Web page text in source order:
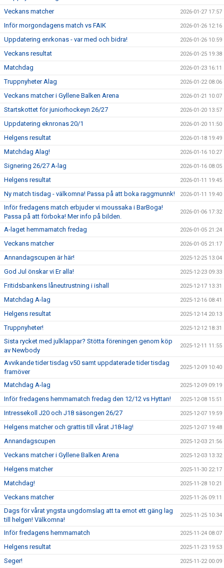
Veckans matcher 2026-01-27 17:57
Inför morgondagens match vs FAIK 2026-01-26 12:16
Uppdatering enrkonas - var med och bidra! 2026-01-26 10:59
Veckans resultat 2026-01-25 19:38
Matchdag 2026-01-23 16:11
Truppnyheter Alag 2026-01-22 08:06
Veckans matcher i Gyllene Balken Arena 2026-01-21 10:07
Startskottet för juniorhockeyn 26/27 2026-01-20 13:57
Uppdatering eknronas 20/1 2026-01-20 11:50
Helgens resultat 2026-01-18 19:49
Matchdag Alag! 2026-01-16 10:27
Signering 26/27 A-lag 2026-01-16 08:05
Helgens resultat 2026-01-11 19:45
Ny match tisdag - välkomna! Passa på att boka raggmunnk! 2026-01-11 19:40
Inför fredagens match erbjuder vi moussaka i BarBoga!
Passa på att förboka! Mer info på bilden.
2026-01-06 17:32
A-laget hemmamatch fredag 2026-01-05 21:24
Veckans matcher 2026-01-05 21:17
Annandagscupen är här! 2025-12-25 13:04
God Jul önskar vi Er alla! 2025-12-23 09:33
Fritidsbankens låneutrustning i ishall 2025-12-17 13:31
Matchdag A-lag 2025-12-16 08:41
Helgens resultat 2025-12-14 20:13
Truppnyheter! 2025-12-12 18:31
Sista rycket med julklappar? Stötta föreningen genom köp
av Newbody
2025-12-11 11:55
Avvikande tider tisdag v50 samt uppdaterade tider tisdag
framöver
2025-12-09 10:40
Matchdag A-lag 2025-12-09 09:19
Inför fredagens hemmamatch fredag den 12/12 vs Hyttan! 2025-12-08 15:51
Intressekoll J20 och J18 säsongen 26/27 2025-12-07 19:59
Helgens matcher och grattis till vårat J18-lag! 2025-12-07 19:48
Annandagscupen 2025-12-03 21:56
Veckans matcher i Gyllene Balken Arena 2025-12-03 13:32
Helgens matcher 2025-11-30 22:17
Matchdag! 2025-11-28 10:21
Veckans matcher 2025-11-26 09:11
Dags för vårat yngsta ungdomslag att ta emot ett gäng lag
till helgen! Välkomna!
2025-11-25 10:34
Inför fredagens hemmamatch 2025-11-24 08:07
Helgens resultat 2025-11-23 19:53
Seger! 2025-11-22 00:09